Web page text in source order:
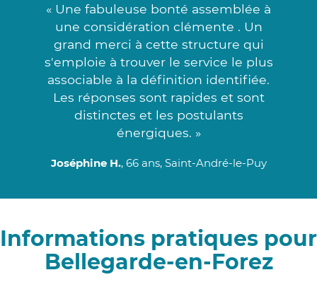
« Une fabuleuse bonté assemblée à
une considération clémente . Un
grand merci à cette structure qui
s'emploie à trouver le service le plus
associable à la définition identifiée.
Les réponses sont rapides et sont
distinctes et les postulants
énergiques. »
Joséphine H., 66 ans, Saint-André-le-Puy
Informations pratiques pour
Bellegarde-en-Forez